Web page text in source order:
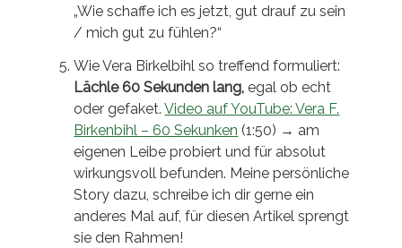
„Wie schaffe ich es jetzt, gut drauf zu sein
/ mich gut zu fühlen?“
Wie Vera Birkelbihl so treffend formuliert:
Lächle 60 Sekunden lang, egal ob echt
oder gefaket.Video auf YouTube: Vera F.
Birkenbihl – 60 Sekunken (1:50) → am
eigenen Leibe probiert und für absolut
wirkungsvoll befunden. Meine persönliche
Story dazu, schreibe ich dir gerne ein
anderes Mal auf, für diesen Artikel sprengt
sie den Rahmen!